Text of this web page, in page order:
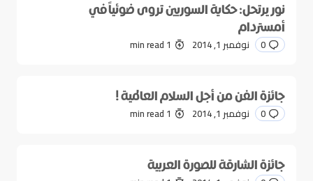
نور يرتحل: حكاية السوريين تروى ضوئياً في
أمستردام
0 نوفمبر 1, 2014 1 min read
جائزة الفن من أجل السلام العالمية !
0 نوفمبر 1, 2014 1 min read
جائزة الشارقة للصورة العربية